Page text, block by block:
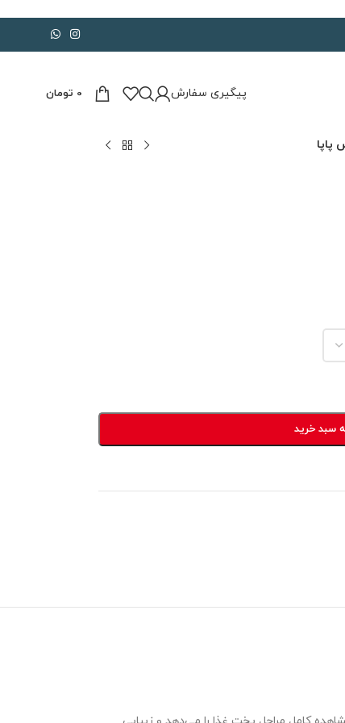
پیگیری سفارش 0 تومان
پاپا
سبد خرید